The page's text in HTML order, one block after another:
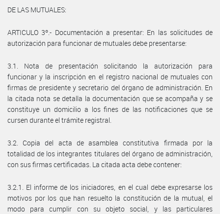
DE LAS MUTUALES:
ARTICULO 3º.- Documentación a presentar: En las solicitudes de
autorización para funcionar de mutuales debe presentarse:
3.1. Nota de presentación solicitando la autorización para
funcionar y la inscripción en el registro nacional de mutuales con
firmas de presidente y secretario del órgano de administración. En
la citada nota se detalla la documentación que se acompaña y se
constituye un domicilio a los fines de las notificaciones que se
cursen durante el trámite registral.
3.2. Copia del acta de asamblea constitutiva firmada por la
totalidad de los integrantes titulares del órgano de administración,
con sus firmas certificadas. La citada acta debe contener:
3.2.1. El informe de los iniciadores, en el cual debe expresarse los
motivos por los que han resuelto la constitución de la mutual, el
modo para cumplir con su objeto social, y las particulares